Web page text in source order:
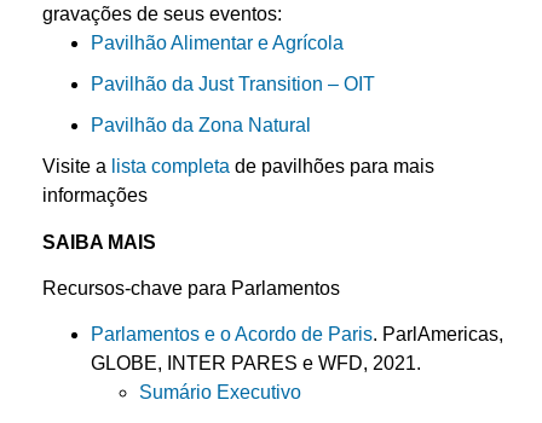
gravações de seus eventos:
Pavilhão Alimentar e Agrícola
Pavilhão da Just Transition – OIT
Pavilhão da Zona Natural
Visite a lista completa de pavilhões para mais
informações
SAIBA MAIS
Recursos-chave para Parlamentos
Parlamentos e o Acordo de Paris. ParlAmericas,
GLOBE, INTER PARES e WFD, 2021.
Sumário Executivo